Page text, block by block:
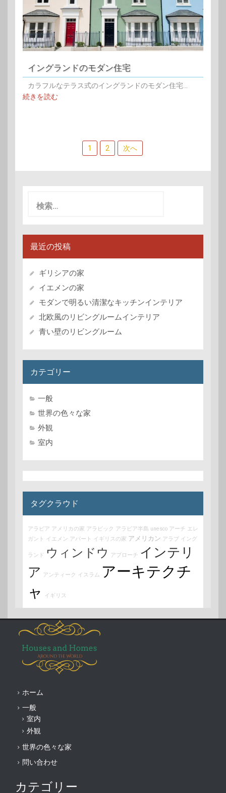
イングランドのモダン住宅
カラフルなテラス式のイングランドのモダン住宅...
続きを読む
ナ
ビ
ゲ
ー
シ
ン
1 2 次へ
最近の投稿
ギリシアの家
イエメンの家
モダンで明るい清潔なキッチンインテリア
北欧風のリビングルームインテリア
青い壁のリビングルーム
カテゴリー
一般
世界の色々な家
外観
室内
タグクラウド
アラビア アメリカの家 アラビック アラビア半島 unesco アーチ エレ
ガント
イエメン アパート イギリスの家 アメリカン アラブ イング
ランド ウィンドウ アプローチ
インテリ
ア
アンティーク イスラム アーキテクチ
ャ
イギリス
ホーム
一般
室内
外観
世界の色々な家
問い合わせ
カテゴリー